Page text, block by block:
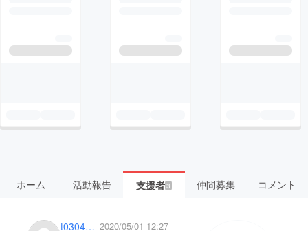
ホーム 活動報告 支援者3 仲間募集 コメント
t03043da 2020/05/01 12:27